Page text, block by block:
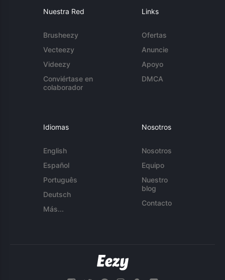
Nuestra Red
Brusheezy
Vecteezy
Videezy
Conviértase en
colaborador
Links
Ofertas
Anuncie
Apoyo
DMCA
Idiomas
English
Español
Português
Deutsch
Más...
Nosotros
Nosotros
Equipo
Nuestro
blog
Contacto